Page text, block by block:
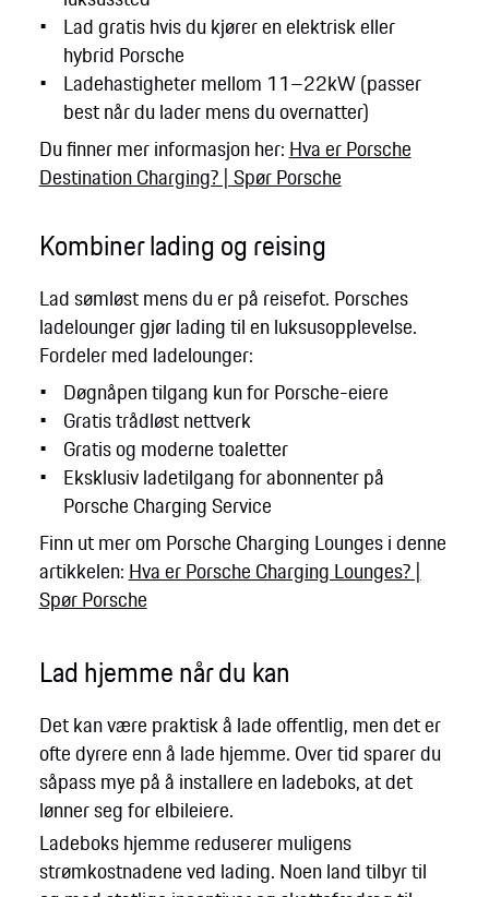
Lad gratis hvis du kjører en elektrisk eller
hybrid Porsche
Ladehastigheter mellom 11–22kW (passer
best når du lader mens du overnatter)
Du finner mer informasjon her: Hva er Porsche
Destination Charging? | Spør Porsche
Kombiner lading og reising
Lad sømløst mens du er på reisefot. Porsches
ladelounger gjør lading til en luksusopplevelse.
Fordeler med ladelounger:
Døgnåpen tilgang kun for Porsche-eiere
Gratis trådløst nettverk
Gratis og moderne toaletter
Eksklusiv ladetilgang for abonnenter på
Porsche Charging Service
Finn ut mer om Porsche Charging Lounges i denne
artikkelen: Hva er Porsche Charging Lounges? |
Spør Porsche
Lad hjemme når du kan
Det kan være praktisk å lade offentlig, men det er
ofte dyrere enn å lade hjemme. Over tid sparer du
såpass mye på å installere en ladeboks, at det
lønner seg for elbileiere.
Ladeboks hjemme reduserer muligens
strømkostnadene ved lading. Noen land tilbyr til